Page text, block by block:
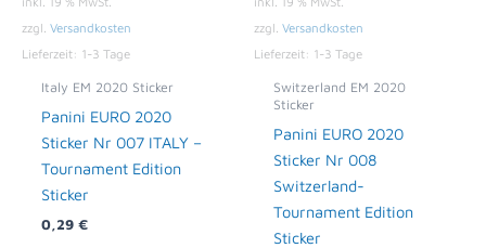
zzgl. Versandkosten
Lieferzeit: 1-3 Tage
Italy EM 2020 Sticker
Panini EURO 2020
Sticker Nr 007 ITALY –
Tournament Edition
Sticker
0,29 €
zzgl. Versandkosten
Lieferzeit: 1-3 Tage
Switzerland EM 2020
Sticker
Panini EURO 2020
Sticker Nr 008
Switzerland-
Tournament Edition
Sticker